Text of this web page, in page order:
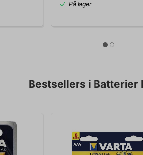
På lager
Bestsellers i Batterier